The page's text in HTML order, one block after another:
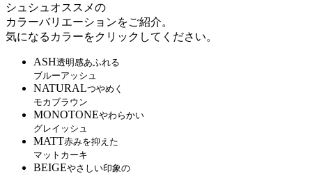
シュシュオススメの
カラーバリエーションをご紹介。
気になるカラーをクリックしてください。
ASH透明感あふれる
ブルーアッシュ
NATURALつやめく
モカブラウン
MONOTONEやわらかい
グレイッシュ
MATT赤みを抑えた
マットカーキ
BEIGEやさしい印象の